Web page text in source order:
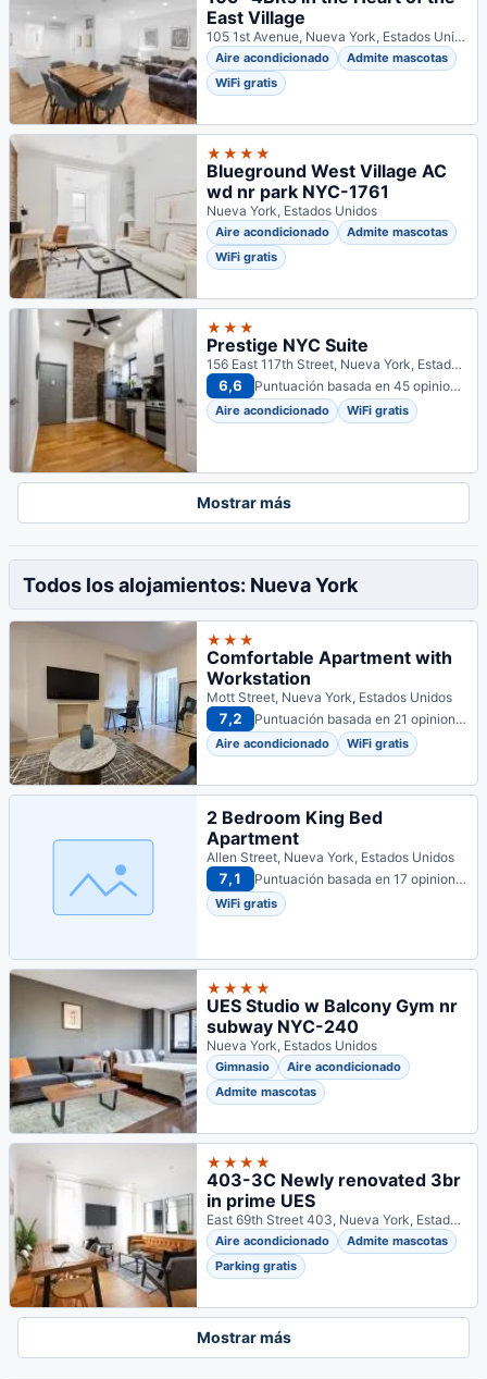
East Village
105 1st Avenue, Nueva York, Estados Unidos
Aire acondicionado
Admite mascotas
WiFi gratis
★★★★
Blueground West Village AC
wd nr park NYC-1761
Nueva York, Estados Unidos
Aire acondicionado
Admite mascotas
WiFi gratis
★★★
Prestige NYC Suite
156 East 117th Street, Nueva York, Estados Unidos
6,6 Puntuación basada en 45 opiniones
Aire acondicionado WiFi gratis
Mostrar más
Todos los alojamientos: Nueva York
★★★
Comfortable Apartment with
Workstation
Mott Street, Nueva York, Estados Unidos
7,2 Puntuación basada en 21 opiniones
Aire acondicionado WiFi gratis
2 Bedroom King Bed
Apartment
Allen Street, Nueva York, Estados Unidos
7,1 Puntuación basada en 17 opiniones
WiFi gratis
★★★★
UES Studio w Balcony Gym nr
subway NYC-240
Nueva York, Estados Unidos
Gimnasio
Aire acondicionado
Admite mascotas
★★★★
403-3C Newly renovated 3br
in prime UES
East 69th Street 403, Nueva York, Estados Unidos
Aire acondicionado
Admite mascotas
Parking gratis
Mostrar más